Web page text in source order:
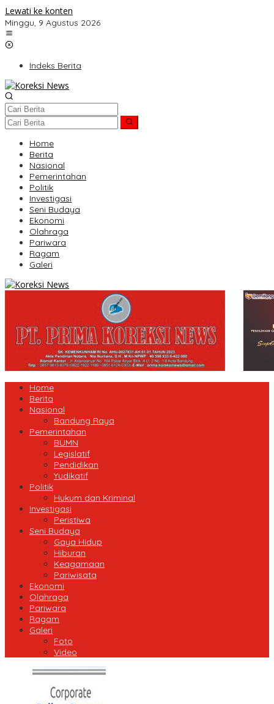
Lewati ke konten
Minggu, 9 Agustus 2026
Indeks Berita
Home
Berita
Nasional
Pemerintahan
Politik
Investigasi
Seni Budaya
Ekonomi
Olahraga
Pariwara
Ragam
Galeri
Home
Berita
Nasional
Bandung Raya
Pemerintahan
BUMN
Legislatif
Pendidikan
Yudikatif
Politik
Hukum dan Kriminal
Investigasi
Peristiwa
Seni Budaya
Gaya Hidup
Hiburan
Keagamaan
Pariwisata
Ekonomi
Olahraga
Pariwara
Ragam
Galeri
Foto
Video